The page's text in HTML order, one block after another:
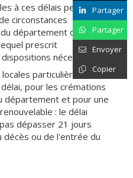
à ces délais peuvent
circonstances
département du lieu du
prescrit
nécessaires.
particulières, le
pour les crémations
département et pour une
: le délai
dépasser 21 jours
décès ou de l'entrée du
Partager
Partager
Envoyer
Copier